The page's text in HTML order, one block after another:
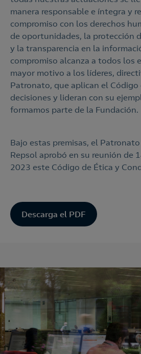
manera responsable e íntegra y
compromiso con los derechos
de oportunidades, la protección
y la transparencia en la
compromiso alcanza a todos los
mayor motivo a los líderes,
Patronato, que aplican el Código
decisiones y lideran con su
formamos parte de la Fundación.
Bajo estas premisas, el
Repsol aprobó en su reunión de
2023 este Código de Ética y
Descarga el PDF